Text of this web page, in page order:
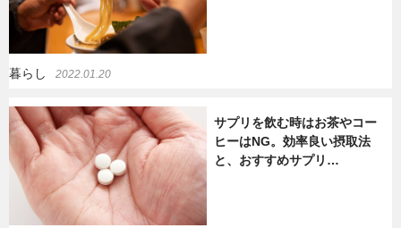
暮らし 2022.01.20
サプリを飲む時はお茶やコー
ヒーはNG。効率良い摂取法
と、おすすめサプリ…